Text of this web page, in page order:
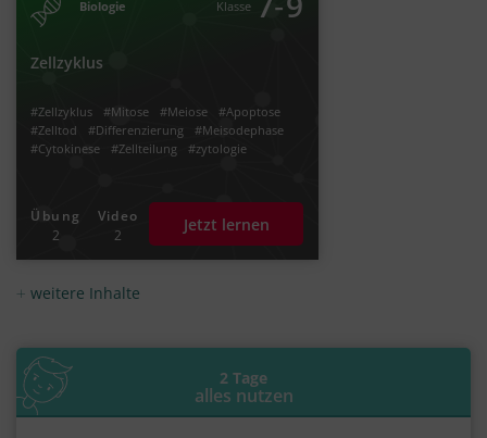
Biologie Klasse
Zellzyklus
#Zellzyklus #Mitose #Meiose
#Apoptose
#Zelltod
#Differenzierung
#Meisodephase
#Cytokinese
#Zellteilung #zytologie
Übung
2
Video
2
Jetzt lernen
weitere Inhalte
2 Tage
alles nutzen